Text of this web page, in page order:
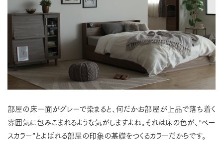
部屋の床一面がグレーで染まると、何だかお部屋が上品で落ち着く
雰囲気に包みこまれるような気がしますよね。それは床の色が、“ベー
スカラー”とよばれる部屋の印象の基礎をつくるカラーだからです。